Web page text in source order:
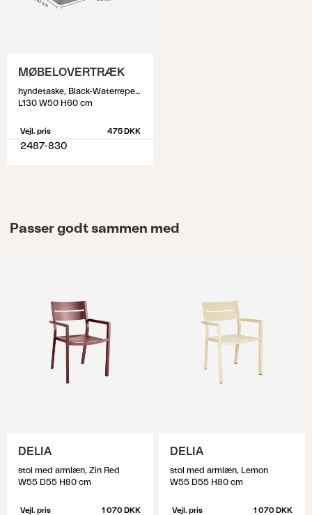
MØBELOVERTRÆK
hyndetaske, Black-Waterrepellant
L130 W50 H60 cm
Vejl. pris 475 DKK
2487-830
Passer godt sammen med
DELIA
stol med armlæn, Zin Red
W55 D55 H80 cm
Vejl. pris 1 070 DKK
DELIA
stol med armlæn, Lemon
W55 D55 H80 cm
Vejl. pris 1 070 DKK